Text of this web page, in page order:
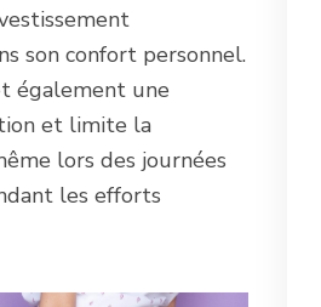
son confort personnel.
également une
et limite la
lors des journées
les efforts